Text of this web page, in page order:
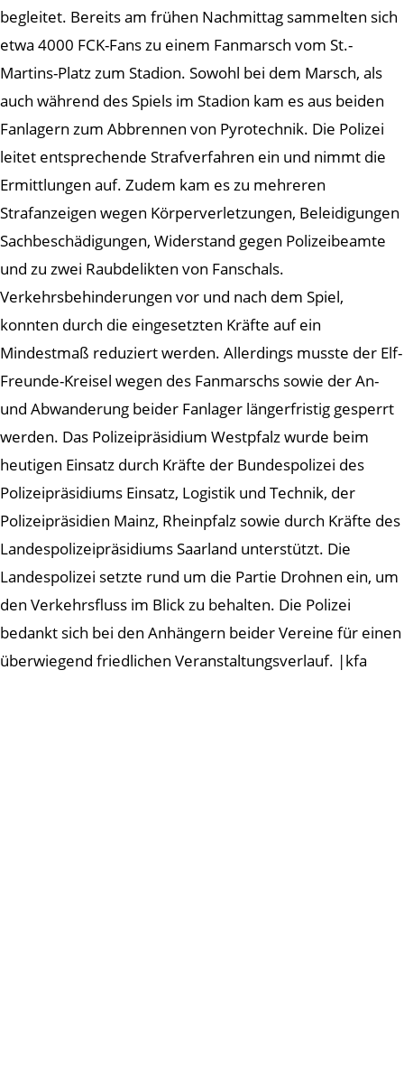
begleitet. Bereits am frühen Nachmittag sammelten sich
etwa 4000 FCK-Fans zu einem Fanmarsch vom St.-
Martins-Platz zum Stadion. Sowohl bei dem Marsch, als
auch während des Spiels im Stadion kam es aus beiden
Fanlagern zum Abbrennen von Pyrotechnik. Die Polizei
leitet entsprechende Strafverfahren ein und nimmt die
Ermittlungen auf. Zudem kam es zu mehreren
Strafanzeigen wegen Körperverletzungen, Beleidigungen
Sachbeschädigungen, Widerstand gegen Polizeibeamte
und zu zwei Raubdelikten von Fanschals.
Verkehrsbehinderungen vor und nach dem Spiel,
konnten durch die eingesetzten Kräfte auf ein
Mindestmaß reduziert werden. Allerdings musste der Elf-
Freunde-Kreisel wegen des Fanmarschs sowie der An-
und Abwanderung beider Fanlager längerfristig gesperrt
werden. Das Polizeipräsidium Westpfalz wurde beim
heutigen Einsatz durch Kräfte der Bundespolizei des
Polizeipräsidiums Einsatz, Logistik und Technik, der
Polizeipräsidien Mainz, Rheinpfalz sowie durch Kräfte des
Landespolizeipräsidiums Saarland unterstützt. Die
Landespolizei setzte rund um die Partie Drohnen ein, um
den Verkehrsfluss im Blick zu behalten. Die Polizei
bedankt sich bei den Anhängern beider Vereine für einen
überwiegend friedlichen Veranstaltungsverlauf. |kfa